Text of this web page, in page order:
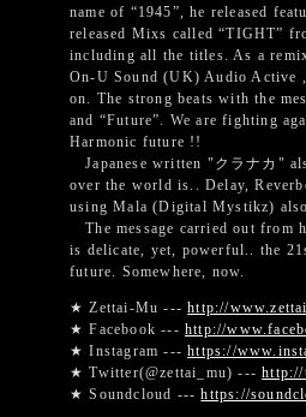
name of “1945”, he released
released Mixs called “TIGHT”
including all the titles. As a
On-U Sound (UK) Audio Active
on. The strong beats with the
and “Future”. We are fighting
Harmonic future !!
Japanese written "クラナカ"
over the world is.. Delay,
using Mala (Digital Mystikz)
The message carried out from
is delicate, yet, powerful.. the
future. Somewhere, now.
★ Zettai-Mu ---http://
★ Facebook --- http://
★ Instagram ---https://
★ Twitter(@zettai_mu) ---http://
★ Soundcloud ---https://